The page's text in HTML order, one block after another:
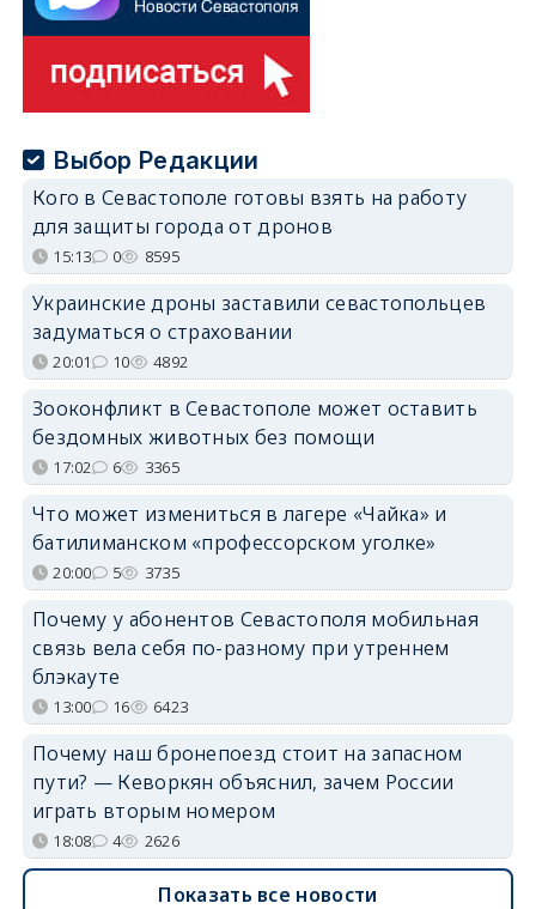
Выбор Редакции
Кого в Севастополе готовы взять на работу
для защиты города от дронов
15:13 0 8595
Украинские дроны заставили севастопольцев
задуматься о страховании
20:01 10 4892
Зооконфликт в Севастополе может оставить
бездомных животных без помощи
17:02 6 3365
Что может измениться в лагере «Чайка» и
батилиманском «профессорском уголке»
20:00 5 3735
Почему у абонентов Севастополя мобильная
связь вела себя по-разному при утреннем
блэкауте
13:00 16 6423
Почему наш бронепоезд стоит на запасном
пути? — Кеворкян объяснил, зачем России
играть вторым номером
18:08 4 2626
Показать все новости